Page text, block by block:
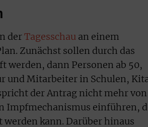
derTagesschau an einem
Zunächst sollen durch das
werden, dann Personen ab 50,
und Mitarbeiter in Schulen,
der Antrag nicht mehr von
Impfmechanismus einführen,
kann. Darüber hinaus